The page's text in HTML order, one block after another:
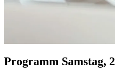
Programm Samstag,